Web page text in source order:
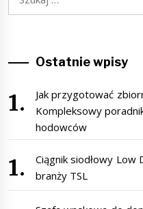
Ostatnie wpisy
Jak przygotować
Kompleksowy
hodowców
Ciągnik siodłowy Low
branży TSL